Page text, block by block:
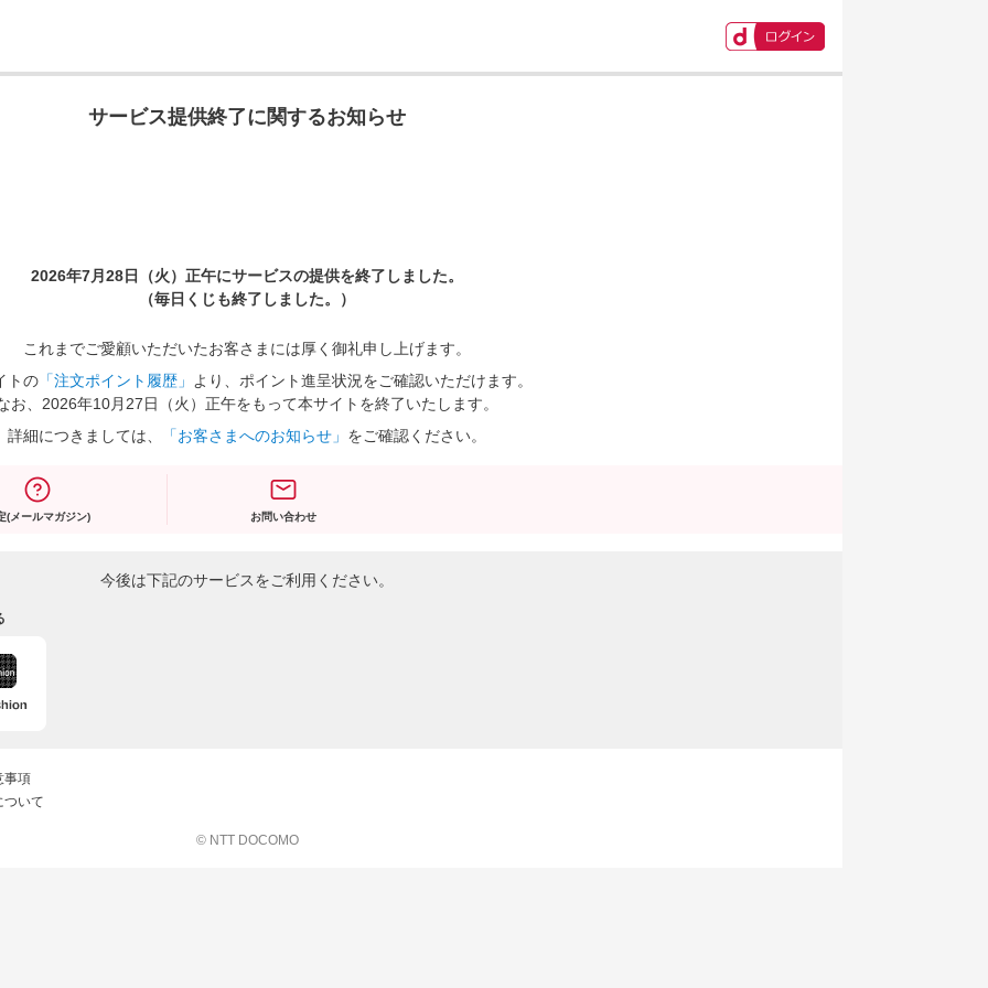
サービス提供終了に関するお知らせ
2026年7月28日（火）正午にサービスの提供を終了しました。
（毎日くじも終了しました。）
これまでご愛顧いただいたお客さまには厚く御礼申し上げます。
トの 「注文ポイント履歴」
より、ポイント進呈状況をご確認いただけます。
お、2026年10月27日（火）正午をもって本サイトを終了いたします。
詳細につきましては、
「お客さまへのお知らせ」 をご確認ください。
(メールマガジン) お問い合わせ
今後は下記のサービスをご利用ください。
事項
ついて
© NTT DOCOMO